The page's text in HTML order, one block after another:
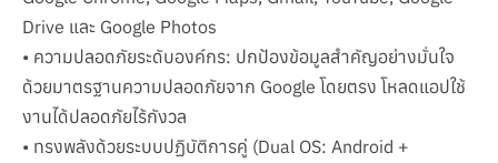
Drive และ Google Photos
• ความปลอดภัยระดับองค์กร: ปกป้องข้อมูลสำคัญอย่างมั่นใจ
ด้วยมาตรฐานความปลอดภัยจาก Google โดยตรง โหลดแอปใช้
งานได้ปลอดภัยไร้กังวล
• ทรงพลังด้วยระบบปฏิบัติการคู่ (Dual OS: Android +